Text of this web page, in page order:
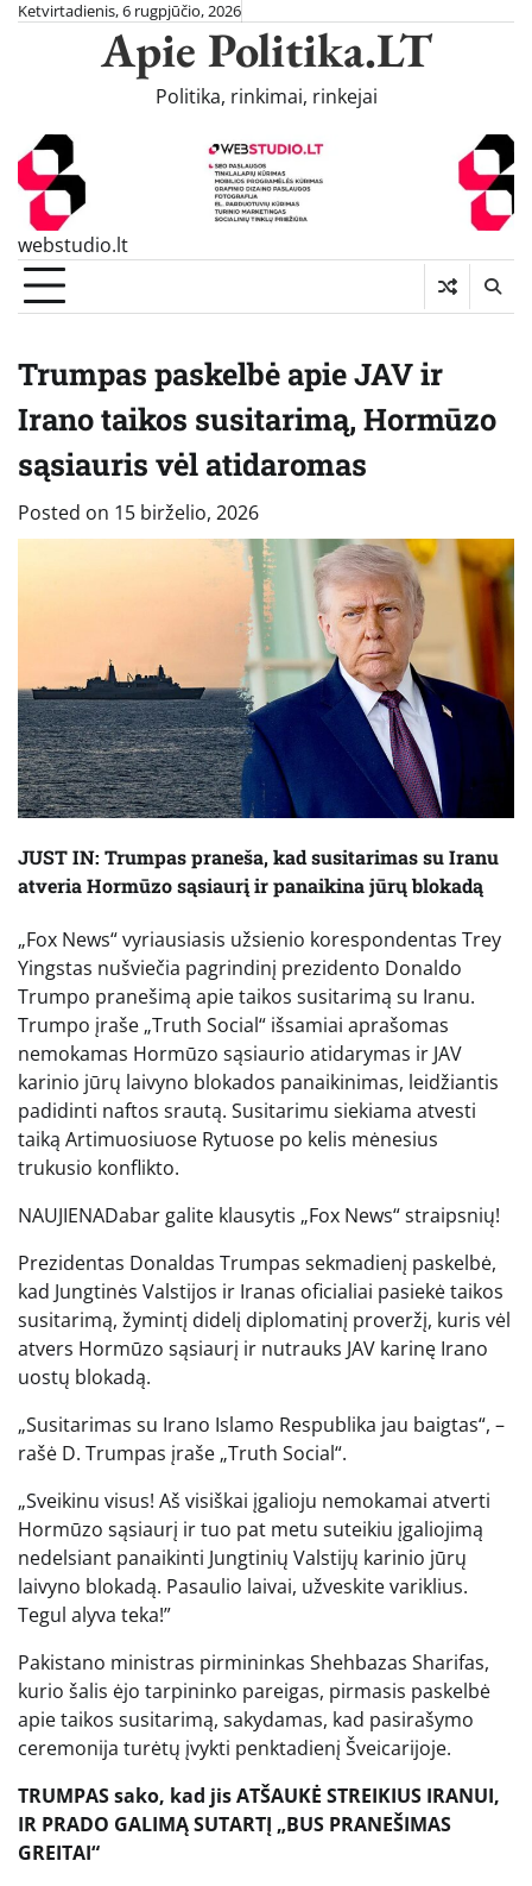
SkipKetvirtadienis, 6 rugpjūčio, 2026
Apie Politika.LT
Politika, rinkimai, rinkejai
webstudio.lt
Trumpas paskelbė apie JAV ir
Irano taikos susitarimą, Hormūzo
sąsiauris vėl atidaromas
Posted on 15 birželio, 2026
JUST IN: Trumpas praneša, kad susitarimas su Iranu
atveria Hormūzo sąsiaurį ir panaikina jūrų blokadą
„Fox News“ vyriausiasis užsienio korespondentas Trey
Yingstas nušviečia pagrindinį prezidento Donaldo
Trumpo pranešimą apie taikos susitarimą su Iranu.
Trumpo įraše „Truth Social“ išsamiai aprašomas
nemokamas Hormūzo sąsiaurio atidarymas ir JAV
karinio jūrų laivyno blokados panaikinimas, leidžiantis
padidinti naftos srautą. Susitarimu siekiama atvesti
taiką Artimuosiuose Rytuose po kelis mėnesius
trukusio konflikto.
NAUJIENADabar galite klausytis „Fox News“ straipsnių!
Prezidentas Donaldas Trumpas sekmadienį paskelbė,
kad Jungtinės Valstijos ir Iranas oficialiai pasiekė taikos
susitarimą, žymintį didelį diplomatinį proveržį, kuris vėl
atvers Hormūzo sąsiaurį ir nutrauks JAV karinę Irano
uostų blokadą.
„Susitarimas su Irano Islamo Respublika jau baigtas“, –
rašė D. Trumpas įraše „Truth Social“.
„Sveikinu visus! Aš visiškai įgalioju nemokamai atverti
Hormūzo sąsiaurį ir tuo pat metu suteikiu įgaliojimą
nedelsiant panaikinti Jungtinių Valstijų karinio jūrų
laivyno blokadą. Pasaulio laivai, užveskite variklius.
Tegul alyva teka!”
Pakistano ministras pirmininkas Shehbazas Sharifas,
kurio šalis ėjo tarpininko pareigas, pirmasis paskelbė
apie taikos susitarimą, sakydamas, kad pasirašymo
ceremonija turėtų įvykti penktadienį Šveicarijoje.
TRUMPAS sako, kad jis ATŠAUKĖ STREIKIUS IRANUI,
IR PRADO GALIMĄ SUTARTĮ „BUS PRANEŠIMAS
GREITAI“